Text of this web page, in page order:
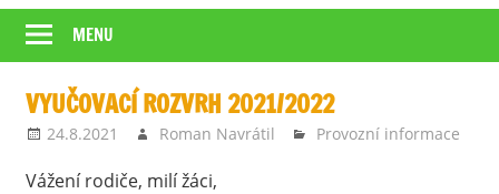
MENU
VYUČOVACÍ ROZVRH 2021/2022
24.8.2021 Roman Navrátil Provozní informace
Vážení rodiče, milí žáci,